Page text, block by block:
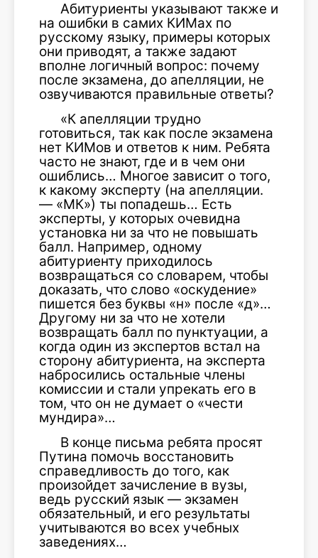
Абитуриенты указывают также и
на ошибки в самих КИМах по
русскому языку, примеры которых
они приводят, а также задают
вполне логичный вопрос: почему
после экзамена, до апелляции, не
озвучиваются правильные ответы?
«К апелляции трудно
готовиться, так как после экзамена
нет КИМов и ответов к ним. Ребята
часто не знают, где и в чем они
ошиблись… Многое зависит о того,
к какому эксперту (на апелляции.
— «МК») ты попадешь… Есть
эксперты, у которых очевидна
установка ни за что не повышать
балл. Например, одному
абитуриенту приходилось
возвращаться со словарем, чтобы
доказать, что слово «оскудение»
пишется без буквы «н» после «д»…
Другому ни за что не хотели
возвращать балл по пунктуации, а
когда один из экспертов встал на
сторону абитуриента, на эксперта
набросились остальные члены
комиссии и стали упрекать его в
том, что он не думает о «чести
мундира»…
В конце письма ребята просят
Путина помочь восстановить
справедливость до того, как
произойдет зачисление в вузы,
ведь русский язык — экзамен
обязательный, и его результаты
учитываются во всех учебных
заведениях…